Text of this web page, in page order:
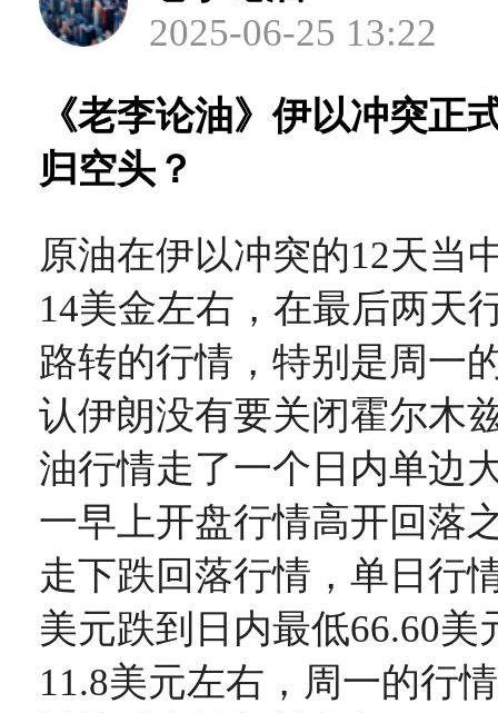
2025-06-25 13:22
《老李论油》伊以冲突正
归空头？
原油在伊以冲突的12天当
14美金左右，在最后两天
路转的行情，特别是周一
认伊朗没有要关闭霍尔木
油行情走了一个日内单边
一早上开盘行情高开回落
走下跌回落行情，单日行
美元跌到日内最低66.60
11.8美元左右，周一的行